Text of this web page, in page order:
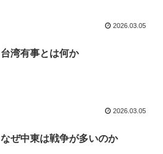
2026.03.05
台湾有事とは何か
2026.03.05
なぜ中東は戦争が多いのか